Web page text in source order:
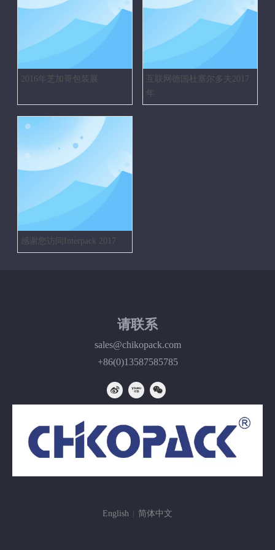
2016年芝加哥包装展
互联网德国杜塞尔多夫2017
年
感谢您访问Interpack 2017
请联系
sales@chikopack.com
+86(0)13587585785
English 简体中文